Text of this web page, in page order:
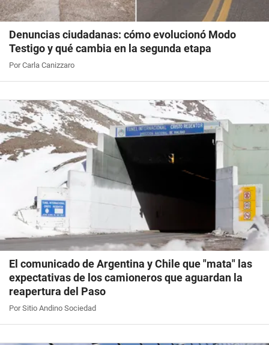
Denuncias ciudadanas: cómo evolucionó Modo
Testigo y qué cambia en la segunda etapa
Por Carla Canizzaro
El comunicado de Argentina y Chile que "mata" las
expectativas de los camioneros que aguardan la
reapertura del Paso
Por Sitio Andino Sociedad